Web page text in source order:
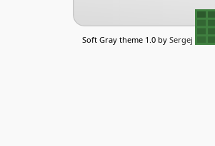
Soft Gray theme 1.0 by Sergej